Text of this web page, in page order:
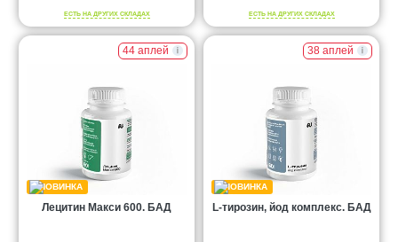
ЕСТЬ НА ДРУГИХ СКЛАДАХ ЕСТЬ НА ДРУГИХ СКЛАДАХ
44 аплей
Лецитин Макси 600. БАД
38 аплей
L-тирозин, йод комплекс. БАД